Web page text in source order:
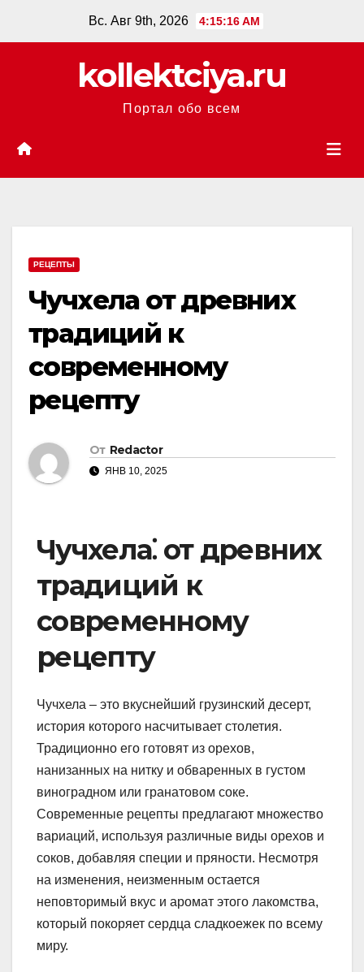
Вс. Авг 9th, 2026 4:15:17 AM
kollektciya.ru
Портал обо всем
РЕЦЕПТЫ
Чучхела от древних
традиций к
современному
рецепту
От Redactor
ЯНВ 10, 2025
Чучхела⁚ от древних
традиций к
современному
рецепту
Чучхела – это вкуснейший грузинский десерт,
история которого насчитывает столетия.
Традиционно его готовят из орехов,
нанизанных на нитку и обваренных в густом
виноградном или гранатовом соке.
Современные рецепты предлагают множество
вариаций, используя различные виды орехов и
соков, добавляя специи и пряности. Несмотря
на изменения, неизменным остается
неповторимый вкус и аромат этого лакомства,
который покоряет сердца сладкоежек по всему
миру.